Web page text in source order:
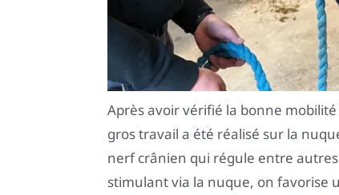
Après avoir vérifié la bonne
gros travail a été réalisé sur la
nerf crânien qui régule entre
stimulant via la nuque, on favorise